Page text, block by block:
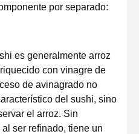
por separado:
es generalmente arroz
con vinagre de
de avinagrado no
del sushi, sino
el arroz. Sin
ser refinado, tiene un